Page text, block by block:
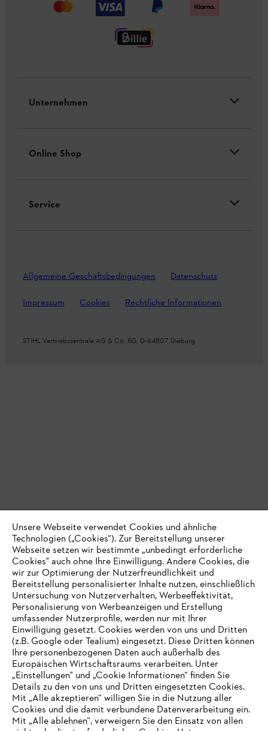
Unternehmen
Online Shop
Service
Allgemeine Geschäftsbedingungen Datenschutz
Impressum Cookies Rechtliche Informationen
STIHL Vertriebszentrale AG & Co. KG, D-64807 Dieburg
Unsere Webseite verwendet Cookies und ähnliche
Technologien („Cookies“). Zur Bereitstellung unserer
Webseite setzen wir bestimmte „unbedingt erforderliche
Cookies" auch ohne Ihre Einwilligung. Andere Cookies, die
wir zur Optimierung der Nutzerfreundlichkeit und
Bereitstellung personalisierter Inhalte nutzen, einschließlich
Untersuchung von Nutzerverhalten, Werbeeffektivität,
Personalisierung von Werbeanzeigen und Erstellung
umfassender Nutzerprofile, werden nur mit Ihrer
Einwilligung gesetzt. Cookies werden von uns und Dritten
(z.B. Google oder Tealium) eingesetzt. Diese Dritten können
Ihre personenbezogenen Daten auch außerhalb des
Europäischen Wirtschaftsraums verarbeiten. Unter
„Einstellungen" und „Cookie Informationen“ finden Sie
Details zu den von uns und Dritten eingesetzten Cookies.
Mit „Alle akzeptieren“ willigen Sie in die Nutzung aller
Cookies und die damit verbundene Datenverarbeitung ein.
Mit „Alle ablehnen“, verweigern Sie den Einsatz von allen